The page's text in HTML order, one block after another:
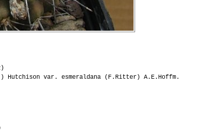
Hutchison var. esmeraldana (F.Ritter) A.E.Hoffm.